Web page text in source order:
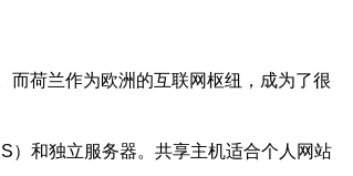
而荷兰作为欧洲的互联网枢纽，成为了很
）和独立服务器。共享主机适合个人网站